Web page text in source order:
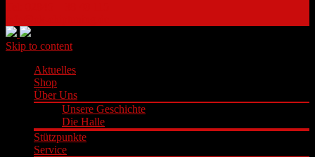
Skip to content
Aktuelles
Shop
Über Uns
Unsere Geschichte
Die Halle
Stützpunkte
Service